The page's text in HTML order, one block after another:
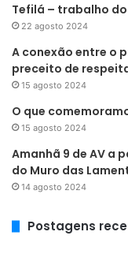
Tefilá – trabalho
22 agosto 2024
A conexão entre o
preceito de
15 agosto 2024
O que
15 agosto 2024
Amanhã 9 de AV a
do Muro das
14 agosto 2024
Postagens